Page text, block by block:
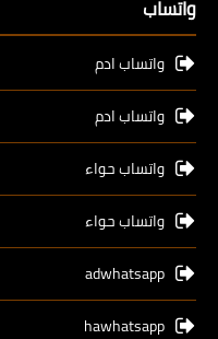
واتساب
واتساب ادم
واتساب ادم
واتساب حواء
واتساب حواء
adwhatsapp
hawhatsapp